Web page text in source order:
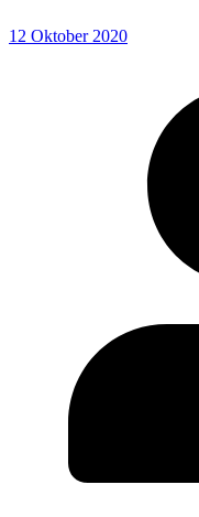
12 Oktober 2020